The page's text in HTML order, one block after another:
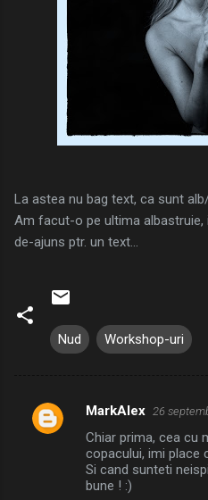
La astea nu bag text, ca sunt
Am facut-o pe ultima
de-ajuns ptr. un text...
Nud Workshop-uri
C
MarkAlex 26
Chiar prima, cea cu
copacului, imi place
Si cand sunteti
bune ! :)